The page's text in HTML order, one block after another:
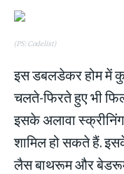
(PS: Codelist)
इस डबलडेकर होम में
चलते-फिरते हुए भी
इसके अलावा
शामिल हो सकते हैं.
लैस बाथरूम और